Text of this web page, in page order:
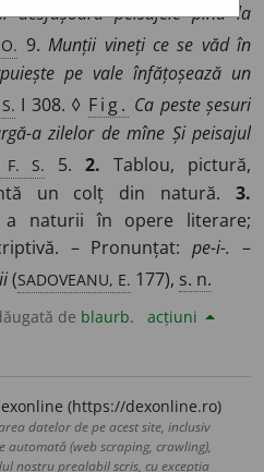
desfășoară peisajele pînă la
9.Munții vineți ce se văd în
pe vale înfățoșează un
I 308. ◊ Fig. Ca peste șesuri
a zilelor de mîne Și peisajul
F. S. 5.2. Tablou, pictură,
un colț din natură. 3.
a naturii în opere literare;
– Pronunțat:pe-i-. –
(SADOVEANU, E. 177), s. n.
de blaurb. acțiuni
(https://dexonline.ro)
datelor de pe acest site, inclusiv
automată (web scraping, crawling),
nostru prealabil scris, cu excepția